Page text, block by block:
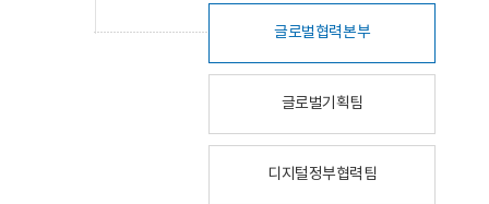
글로벌협력본부
글로벌기획팀
디지털정부협력팀